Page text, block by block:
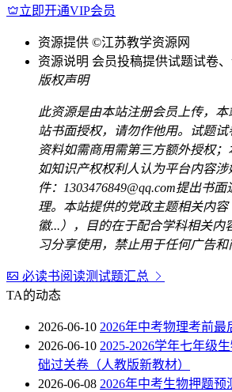
立即开通VIP会员
资源提供 ©江苏教学资源网
资源说明 会员投稿提供试题试卷
版权声明
此资源是由本站注册会员上传，
站书面授权，请勿作他用。试题
资料如需商用需第三方额外授权；
如知识产权权利人认为平台内容
件：1303476849@qq.com提出书
理。本站提供的党政主题相关内
徽...），目的在于配合学科相关内
习分享使用，禁止用于任何广告和
必读书阅读测试题汇总
TA的动态
2026-06-10 2026年中考物理考前最
2026-06-10 2025-2026学年七年级
础过关卷（人教版新教材）
2026-06-08 2026年中考生物押题预